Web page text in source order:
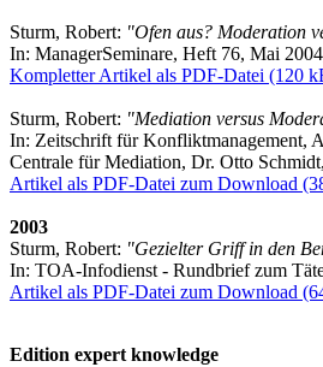
Sturm, Robert: "Ofen aus? Moderation
In: ManagerSeminare, Heft 76, Mai
Kompletter Artikel als PDF-Datei (120
Sturm, Robert: "Mediation versus
In: Zeitschrift für Konfliktmanagement,
Centrale für Mediation, Dr. Otto
Artikel als PDF-Datei zum Download
2003
Sturm, Robert: "Gezielter Griff in den
In: TOA-Infodienst - Rundbrief zum
Artikel als PDF-Datei zum Download
Edition expert knowledge